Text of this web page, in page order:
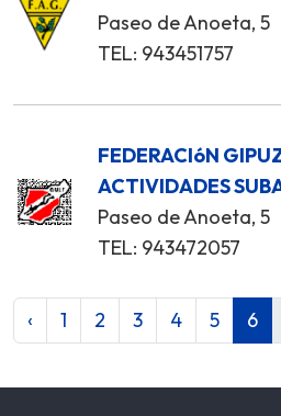
Paseo de Anoeta, 5
TEL: 943451757
FEDERACIóN
ACTIVIDADES
Paseo de Anoeta, 5
TEL: 943472057
‹ 1 2 3 4 5 6